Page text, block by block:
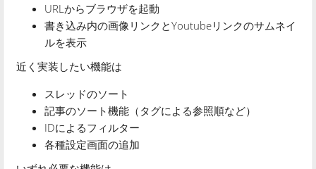
URLからブラウザを起動
書き込み内の画像リンクとYoutubeリンクのサムネイ
ルを表示
近く実装したい機能は
スレッドのソート
記事のソート機能（タグによる参照順など）
IDによるフィルター
各種設定画面の追加